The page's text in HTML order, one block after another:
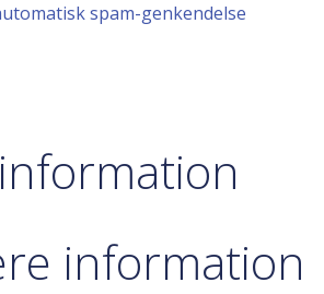
spam-genkendelse
information